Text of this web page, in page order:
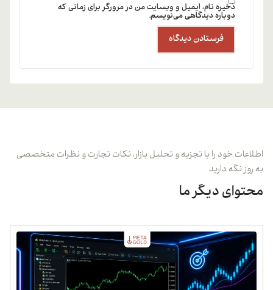
ذخیره نام، ایمیل و وبسایت من در مرورگر برای زمانی که
دوباره دیدگاهی می‌نویسم.
اطلاعات خود را با تجزیه و تحلیل بازار، نکات تجارت و نظرات متخصصی
به روز نگه دارید
محتوای دیگر ما